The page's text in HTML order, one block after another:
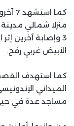
كما
منزلا شمالي مدينة
3 وإصابة آخرين
الأبيض غربي رفح.
كما استهدف
الميداني
مساجد عدة في